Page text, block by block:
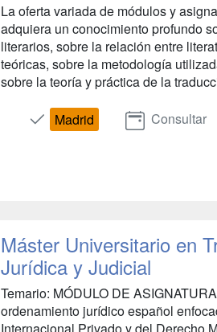
La oferta variada de módulos y
adquiera un conocimiento profundo
literarios, sobre la relación entre
teóricas, sobre la metodología
sobre la teoría y práctica de la
Madrid Consultar
Máster Universitario en
Jurídica y Judicial
Temario: MÓDULO DE
ordenamiento jurídico español
Internacional Privado y del Derecho